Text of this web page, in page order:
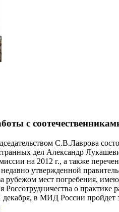
с
С.В.Лаврова
дел Александр
на 2012 г., а также
утвержденной
рубежом мест погребения,
о практике
в МИД России пройдет